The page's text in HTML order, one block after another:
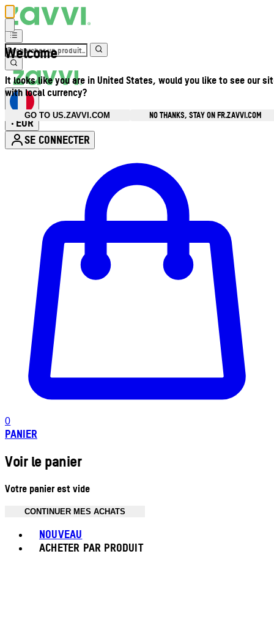
Welcome
It looks like you are in United States, would you like to see our
with local currency?
GO TO US.ZAVVI.COM
NO THANKS, STAY ON FR.ZAVVI.COM
• EUR
SE CONNECTER
0
PANIER
Voir le panier
Votre panier est vide
CONTINUER MES ACHATS
NOUVEAU
ACHETER PAR PRODUIT